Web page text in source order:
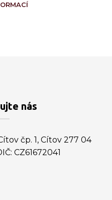
nás
čp. 1, Cítov 277 04
CZ61672041